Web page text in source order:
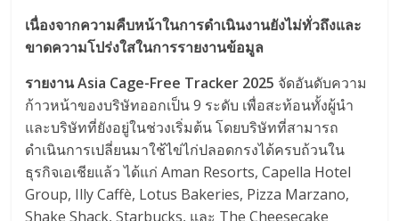
เนื่องจากความคืบหน้าในการดำเนินงานยังไม่ทั่วถึงและ
ขาดความโปร่งใสในการรายงานข้อมูล
รายงาน Asia Cage-Free Tracker 2025 จัดอันดับความ
ก้าวหน้าของบริษัทออกเป็น 9 ระดับ เพื่อสะท้อนทั้งผู้นำ
และบริษัทที่ยังอยู่ในช่วงเริ่มต้น โดยบริษัทที่สามารถ
ดำเนินการเปลี่ยนมาใช้ไข่ไก่ปลอดกรงได้ครบถ้วนใน
ธุรกิจเอเชียแล้ว ได้แก่ Aman Resorts, Capella Hotel
Group, Illy Caffè, Lotus Bakeries, Pizza Marzano,
Shake Shack, Starbucks, และ The Cheesecake